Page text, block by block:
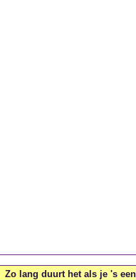
Zo lang duurt het als je 's